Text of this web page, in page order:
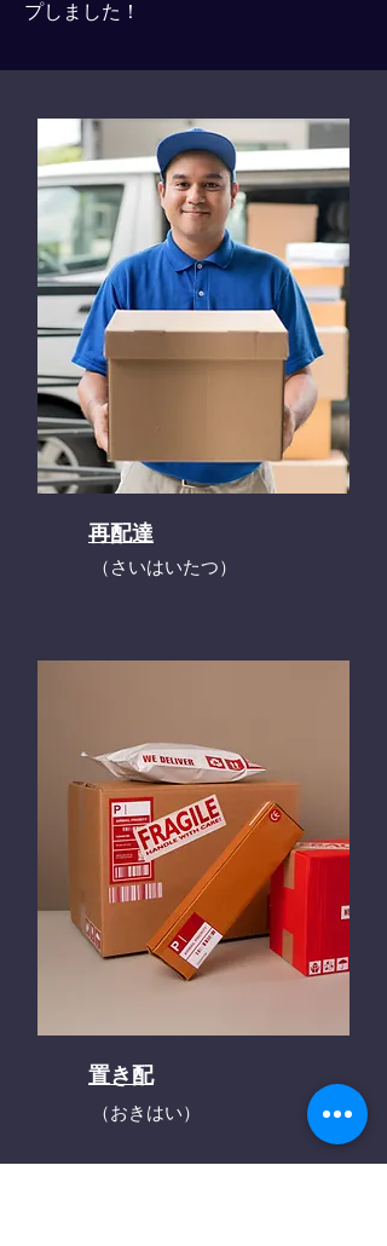
プしました！
再配達
​（さいはいたつ）
置き配
（おきはい）